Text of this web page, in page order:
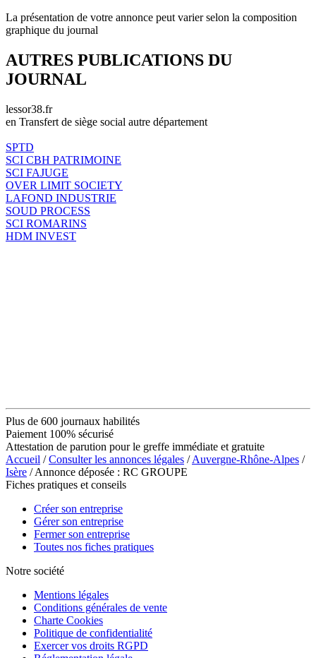
La présentation de votre annonce peut varier selon la composition
graphique du journal
AUTRES PUBLICATIONS DU
JOURNAL
lessor38.fr
en Transfert de siège social autre département
SPTD
SCI CBH PATRIMOINE
SCI FAJUGE
OVER LIMIT SOCIETY
LAFOND INDUSTRIE
SOUD PROCESS
SCI ROMARINS
HDM INVEST
Plus de 600 journaux habilités
Paiement 100% sécurisé
Attestation de parution pour le greffe immédiate et gratuite
Accueil /Consulter les annonces légales /Auvergne-Rhône-Alpes /
Isère / Annonce déposée : RC GROUPE
Fiches pratiques et conseils
Créer son entreprise
Gérer son entreprise
Fermer son entreprise
Toutes nos fiches pratiques
Notre société
Mentions légales
Conditions générales de vente
Charte Cookies
Politique de confidentialité
Exercer vos droits RGPD